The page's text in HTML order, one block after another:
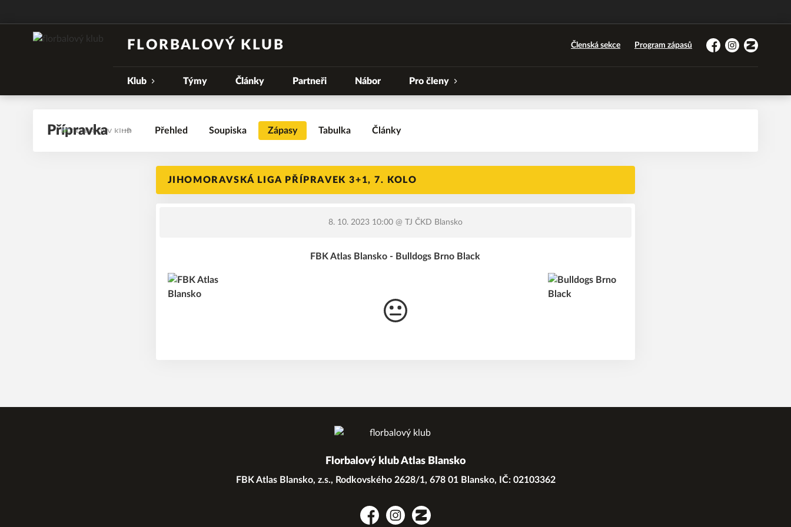
FLORBALOVÝ KLUB Členská sekce Program zápasů
FacebookInstagramZonerama
Klub Týmy Články Partneři Nábor Pro členy
Přípravka Přehled Soupiska Zápasy Tabulka Články
JIHOMORAVSKÁ LIGA PŘÍPRAVEK 3+1, 7. KOLO
8. 10. 2023 10:00@ TJ ČKD Blansko
FBK Atlas Blansko - Bulldogs Brno Black
Florbalový klub Atlas Blansko
FBK Atlas Blansko, z.s., Rodkovského 2628/1, 678 01 Blansko, IČ: 02103362
FacebookInstagramZonerama